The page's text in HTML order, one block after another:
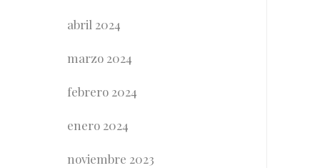
abril 2024
marzo 2024
febrero 2024
enero 2024
noviembre 2023